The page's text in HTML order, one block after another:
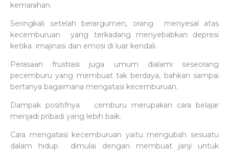
kemarahan.
Seringkali setelah berargumen, orang menyesal atas
kecemburuan yang terkadang menyebabkan depresi
ketika imajinasi dan emosi di luar kendali.
Perasaan frustrasi juga umum dialami seseorang
pecemburu yang membuat tak berdaya, bahkan sampai
bertanya bagaimana mengatasi kecemburuan.
Dampak positifnya cemburu merupakan cara belajar
menjadi pribadi yang lebih baik.
Cara mengatasi kecemburuan yaitu mengubah sesuatu
dalam hidup dimulai dengan membuat janji untuk